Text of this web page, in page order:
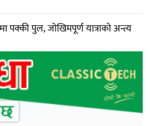
पक्की पुल, जोखिमपूर्ण यात्राको अन्त्य